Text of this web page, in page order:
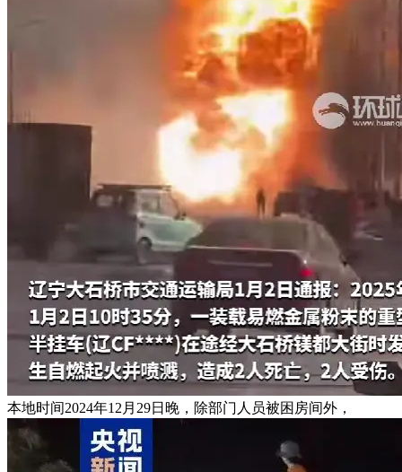
本地时间2024年12月29日晚，除部门人员被困房间外，